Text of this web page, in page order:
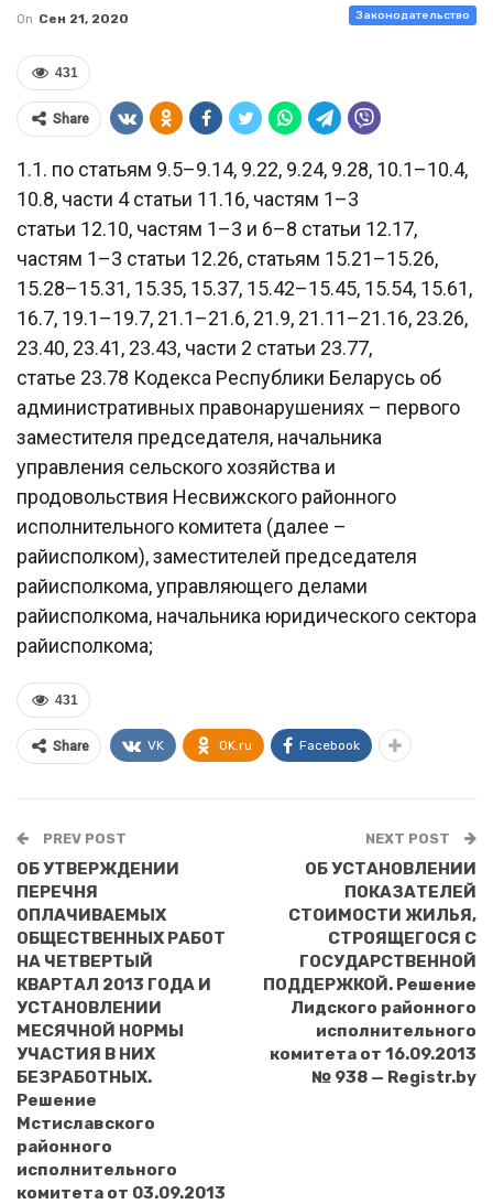
Законодательство
On Сен 21, 2020
431
Share
1.1. по статьям 9.5–9.14, 9.22, 9.24, 9.28, 10.1–10.4,
10.8, части 4 статьи 11.16, частям 1–3
статьи 12.10, частям 1–3 и 6–8 статьи 12.17,
частям 1–3 статьи 12.26, статьям 15.21–15.26,
15.28–15.31, 15.35, 15.37, 15.42–15.45, 15.54, 15.61,
16.7, 19.1–19.7, 21.1–21.6, 21.9, 21.11–21.16, 23.26,
23.40, 23.41, 23.43, части 2 статьи 23.77,
статье 23.78 Кодекса Республики Беларусь об
административных правонарушениях – первого
заместителя председателя, начальника
управления сельского хозяйства и
продовольствия Несвижского районного
исполнительного комитета (далее –
райисполком), заместителей председателя
райисполкома, управляющего делами
райисполкома, начальника юридического сектора
райисполкома;
431
Share VK OK.ru Facebook
PREV POST
ОБ УТВЕРЖДЕНИИ
ПЕРЕЧНЯ
ОПЛАЧИВАЕМЫХ
ОБЩЕСТВЕННЫХ РАБОТ
НА ЧЕТВЕРТЫЙ
КВАРТАЛ 2013 ГОДА И
УСТАНОВЛЕНИИ
МЕСЯЧНОЙ НОРМЫ
УЧАСТИЯ В НИХ
БЕЗРАБОТНЫХ.
Решение
Мстиславского
районного
исполнительного
комитета от 03.09.2013
NEXT POST
ОБ УСТАНОВЛЕНИИ
ПОКАЗАТЕЛЕЙ
СТОИМОСТИ ЖИЛЬЯ,
СТРОЯЩЕГОСЯ С
ГОСУДАРСТВЕННОЙ
ПОДДЕРЖКОЙ. Решение
Лидского районного
исполнительного
комитета от 16.09.2013
№ 938 — Registr.by